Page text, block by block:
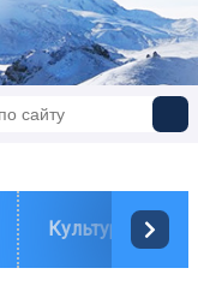
Культура